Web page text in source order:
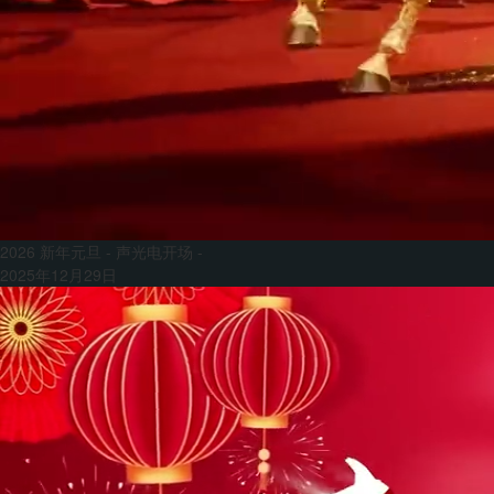
2026 新年元旦 - 声光电开场 -
2025年12月29日